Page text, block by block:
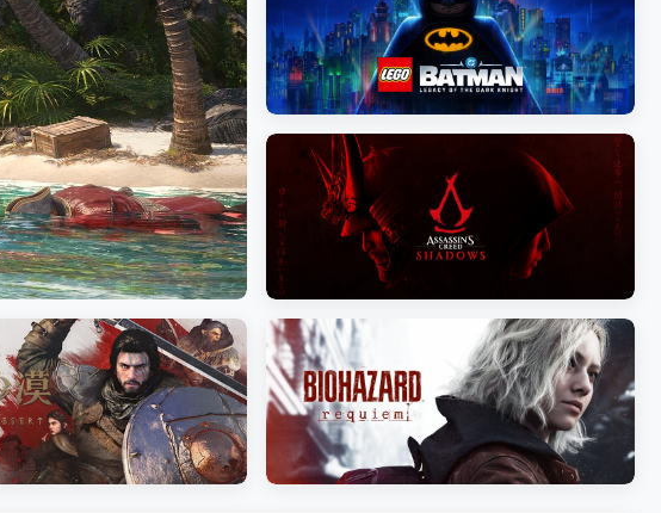
《剑
《识质存在/PRAGMATA》免安装中文版
《乐高蝙蝠侠：黑暗骑士之遗/LEGO
Batman: Legacy of the Dark Knight》
免安装中文版
《刺客信条：影/Assassin’s Creed
Shadows》免安装版，非虚拟机